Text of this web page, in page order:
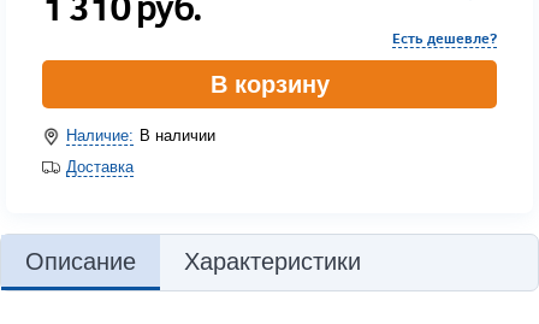
Есть дешевле?
В корзину
Наличие: В наличии
Доставка
Описание Характеристики